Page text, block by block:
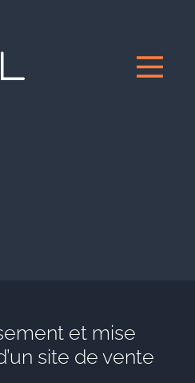
et mise
site de vente